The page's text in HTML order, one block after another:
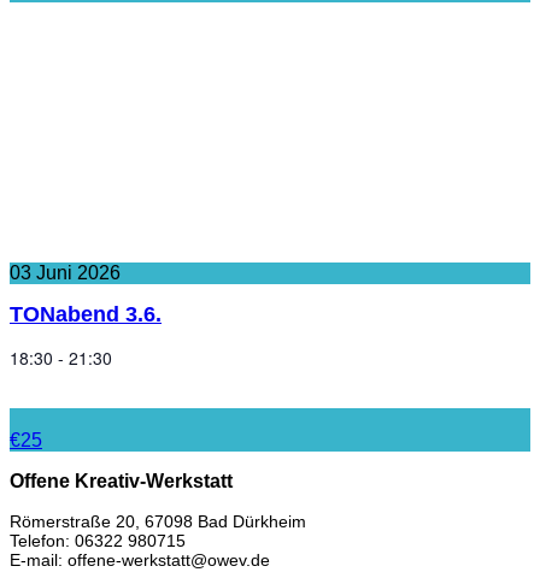
03 Juni 2026
TONabend 3.6.
18:30 - 21:30
€25
Offene Kreativ-Werkstatt
Römerstraße 20, 67098 Bad Dürkheim
Telefon: 06322 980715
E-mail: offene-werkstatt@owev.de